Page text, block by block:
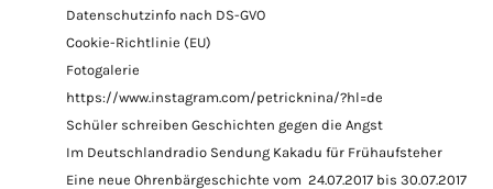
Datenschutzinfo nach DS-GVO
Cookie-Richtlinie (EU)
Fotogalerie
https://www.instagram.com/petricknina/?hl=de
Schüler schreiben Geschichten gegen die Angst
Im Deutschlandradio Sendung Kakadu für Frühaufsteher
Eine neue Ohrenbärgeschichte vom 24.07.2017 bis 30.07.2017